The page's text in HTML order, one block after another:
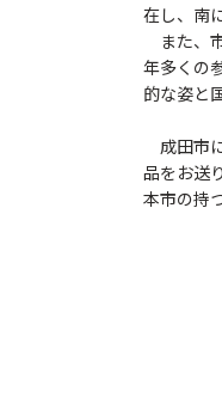
在し、南
また、
年多くの
的な姿と
成田市
品をお送
本市の持